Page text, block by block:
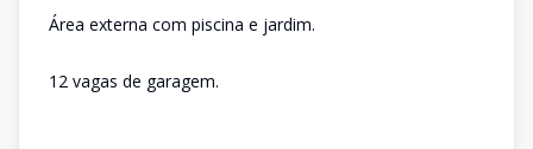
Área externa com piscina e jardim.
12 vagas de garagem.